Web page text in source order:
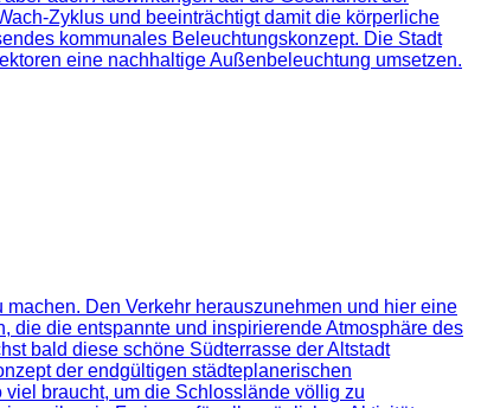
Zyklus und beeinträchtigt damit die körperliche
kommunales Beleuchtungskonzept. Die Stadt
eine nachhaltige Außenbeleuchtung umsetzen.
Den Verkehr herauszunehmen und hier eine
die die entspannte und inspirierende Atmosphäre des
bald diese schöne Südterrasse der Altstadt
der endgültigen städteplanerischen
braucht, um die Schlosslände völlig zu